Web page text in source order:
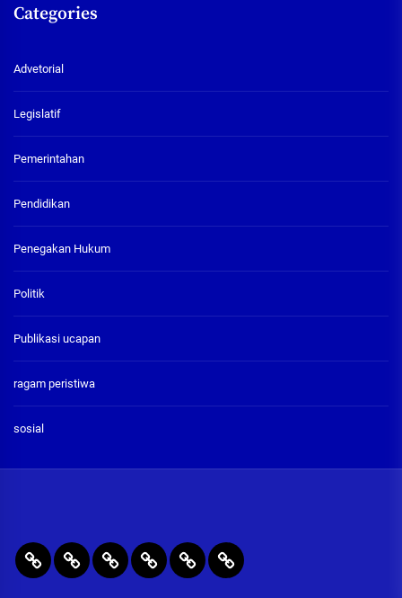
Categories
Advetorial
Legislatif
Pemerintahan
Pendidikan
Penegakan Hukum
Politik
Publikasi ucapan
ragam peristiwa
sosial
BERITA RAGAM PENEGAKANPENDIDIKAN
PublikasiADVETORIAL